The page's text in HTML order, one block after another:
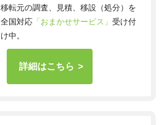
移転元の調査、見積、移設（処分）を
全国対応「おまかせサービス」 受け付
け中。
詳細はこちら